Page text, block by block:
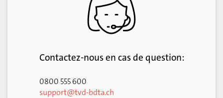
Contactez-nous en cas de question:
0800 555 600
support@tvd-bdta.ch